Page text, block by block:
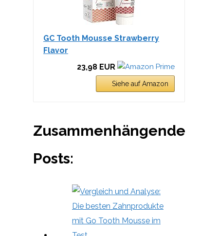
GC Tooth Mousse Strawberry
Flavor
23,98 EUR
Siehe auf Amazon
Zusammenhängende
Posts: